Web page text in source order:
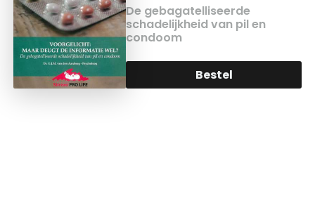
De gebagatelliseerde
schadelijkheid van pil en
condoom
Bestel